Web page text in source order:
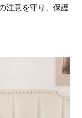
注意を守り、保護